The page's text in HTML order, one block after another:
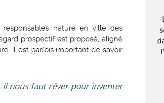
nature en ville des
prospectif est proposé, aligné
"il est parfois important de savoir
il nous faut rêver pour inventer